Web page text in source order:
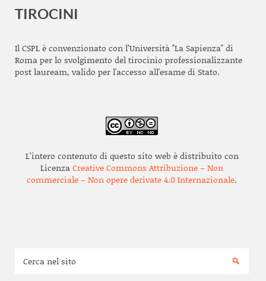
TIROCINI
Il CSPL è convenzionato con l’Università "La Sapienza" di
Roma per lo svolgimento del tirocinio professionalizzante
post lauream, valido per l'accesso all'esame di Stato.
L’intero contenuto di questo sito web è distribuito con
LicenzaCreative Commons Attribuzione – Non
commerciale – Non opere derivate 4.0 Internazionale.